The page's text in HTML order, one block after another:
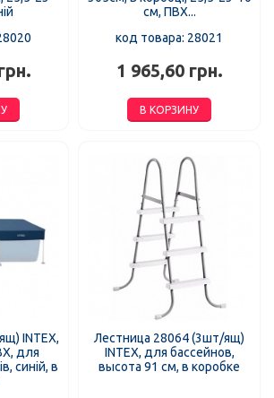
см, ПВХ...
код товара: 28021
1 965,60 грн.
В КОРЗИНУ
INTEX,
для
синій, в
Лестница 28064 (3шт/ящ)
INTEX, для бассейнов,
высота 91 см, в коробке